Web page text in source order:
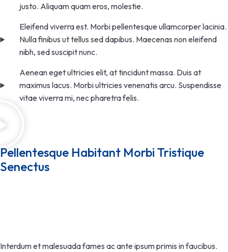
justo. Aliquam quam eros, molestie.
Eleifend viverra est. Morbi pellentesque ullamcorper lacinia.
Nulla finibus ut tellus sed dapibus. Maecenas non eleifend
nibh, sed suscipit nunc.
Aenean eget ultricies elit, at tincidunt massa. Duis at
maximus lacus. Morbi ultricies venenatis arcu. Suspendisse
vitae viverra mi, nec pharetra felis.
Pellentesque Habitant Morbi Tristique
Senectus
Interdum et malesuada fames ac ante ipsum primis in faucibus.